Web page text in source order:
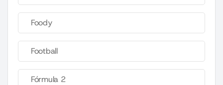
Foody
Football
Fórmula 2